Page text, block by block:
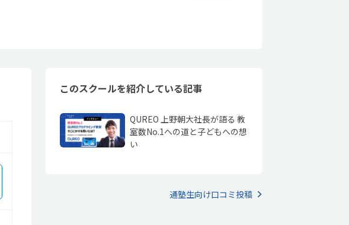
このスクールを紹介している記事
QUREO 上野朝大社長が語る 教
室数No.1への道と子どもへの想
い
通塾生向け口コミ投稿